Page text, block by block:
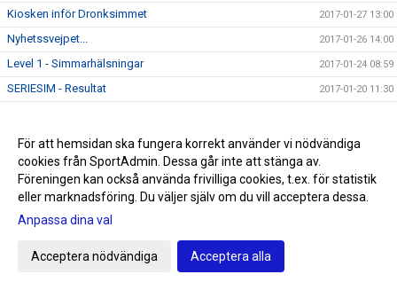
Kiosken inför Dronksimmet 2017-01-27 13:00
Nyhetssvejpet... 2017-01-26 14:00
Level 1 - Simmarhälsningar 2017-01-24 08:59
SERIESIM - Resultat 2017-01-20 11:30
Teminstart - Sim och teknikskola 2017-01-13 16:20
MASTEREXAMEN! 2017-01-12 15:50
Annorlunda träningspass
Välkomna till en ny termin i Triton!
NYÅRSPASSET i bild........
För att hemsidan ska fungera korrekt använder vi nödvändiga
cookies från SportAdmin. Dessa går inte att stänga av.
Föreningen kan också använda frivilliga cookies, t.ex. för statistik
eller marknadsföring. Du väljer själv om du vill acceptera dessa.
Anpassa dina val
Acceptera nödvändiga Acceptera alla